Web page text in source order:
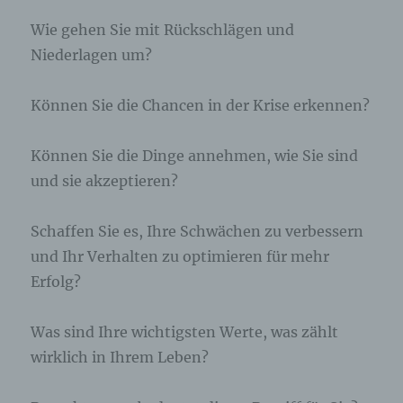
Wie gehen Sie mit Rückschlägen und
Niederlagen um?
Können Sie die Chancen in der Krise erkennen?
Können Sie die Dinge annehmen, wie Sie sind
und sie akzeptieren?
Schaffen Sie es, Ihre Schwächen zu verbessern
und Ihr Verhalten zu optimieren für mehr
Erfolg?
Was sind Ihre wichtigsten Werte, was zählt
wirklich in Ihrem Leben?
Cookies durch unsere Internetseite jederzeit
mittels einer entsprechenden Einstellung des
genutzten Internetbrowsers verhindern und damit
widersprechen. Ferner können bereits gesetzte
ist in allen gängigen Internetbrowsern möglich.
Deaktiviert die betroffene Person die Setzung von
Cookies in dem genutzten Internetbrowser, sind
Internetseite vollumfänglich nutzbar.
Erfassung von allgemeinen Daten und
Informationen
Die Internetseite erfasst mit jedem Aufruf der
Internetseite durch eine betroffene Person oder ein
automatisiertes System eine Reihe von